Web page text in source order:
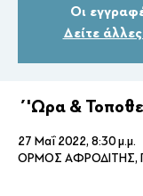
Οι
Δείτε
΄'Ωρα &
27 Μαΐ 2022, 8:30 μ.μ.
ΟΡΜΟΣ ΑΦΡΟΔΙΤΗΣ,